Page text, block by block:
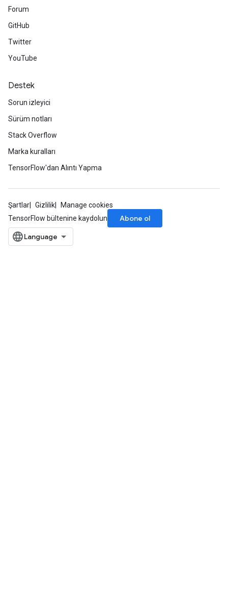
Forum
GitHub
Twitter
YouTube
Destek
Sorun izleyici
Sürüm notları
Stack Overflow
Marka kuralları
TensorFlow'dan Alıntı Yapma
Şartlar Gizlilik
Manage cookies
TensorFlow bültenine kaydolun
Abone ol